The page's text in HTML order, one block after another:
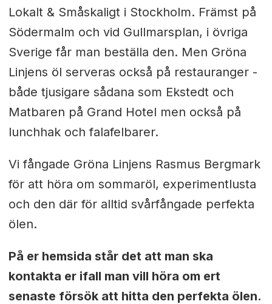
Lokalt & Småskaligt i Stockholm. Främst på
Södermalm och vid Gullmarsplan, i övriga
Sverige får man beställa den. Men Gröna
Linjens öl serveras också på restauranger -
både tjusigare sådana som Ekstedt och
Matbaren på Grand Hotel men också på
lunchhak och falafelbarer.
Vi fångade Gröna Linjens Rasmus Bergmark
för att höra om sommaröl, experimentlusta
och den där för alltid svårfångade perfekta
ölen.
På er hemsida står det att man ska
kontakta er ifall man vill höra om ert
senaste försök att hitta den perfekta ölen.